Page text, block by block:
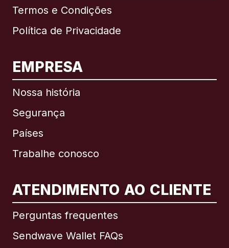
Termos e Condições
Política de Privacidade
EMPRESA
Nossa história
Segurança
Países
Trabalhe conosco
ATENDIMENTO AO CLIENTE
Perguntas frequentes
Sendwave Wallet FAQs
Internacional English